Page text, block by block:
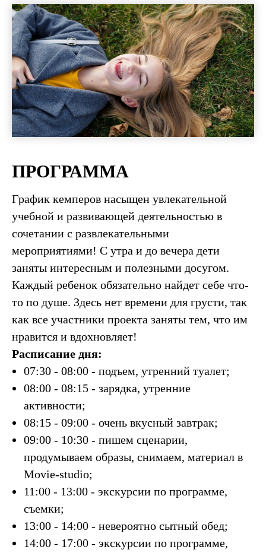
ПРОГРАММА
График кемперов насыщен увлекательной
учебной и развивающей деятельностью в
сочетании с развлекательными
мероприятиями! С утра и до вечера дети
заняты интересным и полезными досугом.
Каждый ребенок обязательно найдет себе что-
то по душе. Здесь нет времени для грусти, так
как все участники проекта заняты тем, что им
нравится и вдохновляет!
Расписание дня:
07:30 - 08:00 - подъем, утренний туалет;
08:00 - 08:15 - зарядка, утренние
активности;
08:15 - 09:00 - очень вкусный завтрак;
09:00 - 10:30 - пишем сценарии,
продумываем образы, снимаем, материал в
Movie-studio;
11:00 - 13:00 - экскурсии по программе,
съемки;
13:00 - 14:00 - невероятно сытный обед;
14:00 - 17:00 - экскурсии по программе,